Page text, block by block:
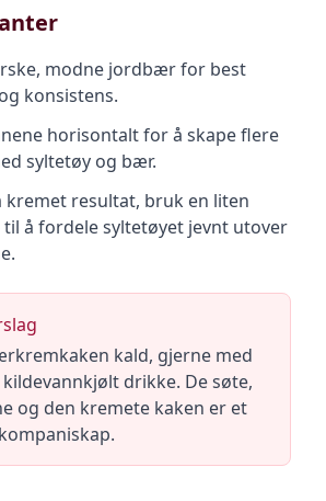
modne jordbær for best
konsistens.
horisontalt for å skape flere
syltetøy og bær.
kremet resultat, bruk en liten
å fordele syltetøyet jevnt utover
kald, gjerne med
drikke. De søte,
og den kremete kaken er et